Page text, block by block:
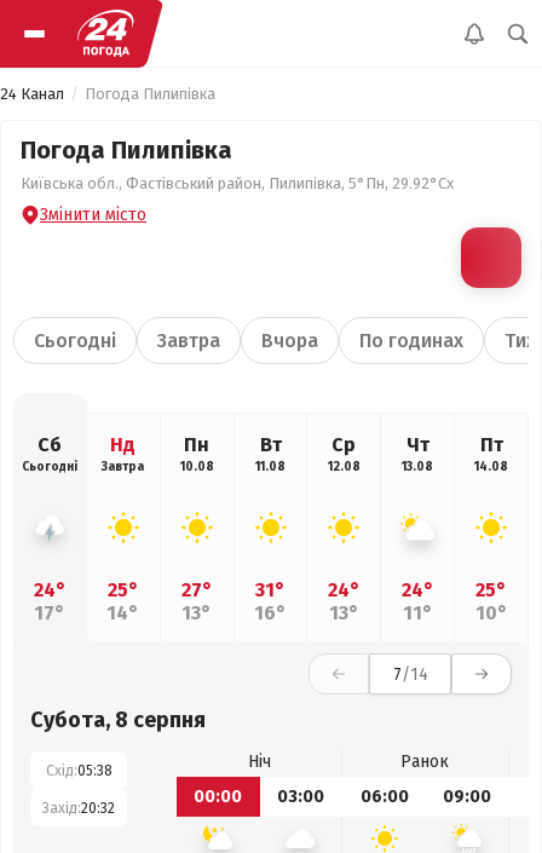
24 Канал Погода Пилипівка
Погода Пилипівка
Київська обл., Фастівський район, Пилипівка, 5°Пн, 29.92°Сх
Змінити місто
Сьогодні Завтра Вчора По годинах
Сб
Сьогодні
24°
17°
Нд
Завтра
25°
14°
Пн
10.08
27°
13°
Вт
11.08
31°
16°
Ср
12.08
24°
13°
Чт
13.08
24°
11°
Пт
14.08
25°
10°
7/14
Субота, 8 серпня
Схід:05:38
Захід:20:32
Ніч
Ранок
00:00
03:00 06:00 09:00